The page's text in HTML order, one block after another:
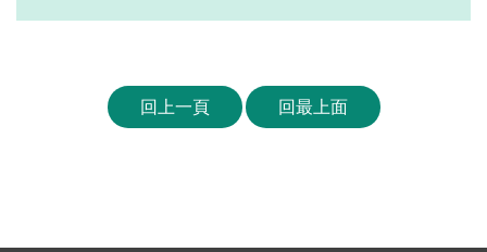
回上一頁 回最上面